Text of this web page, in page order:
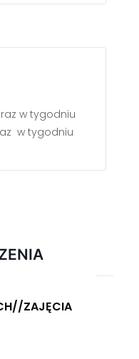
w tygodniu
w tygodniu (dla
ZAJĘCIA